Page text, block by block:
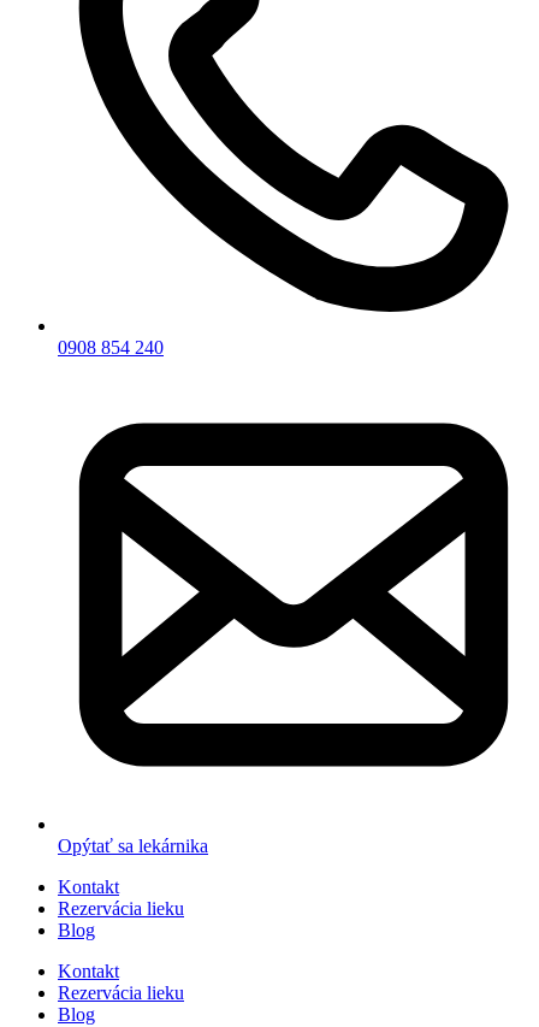
0908 854 240
Opýtať sa lekárnika
Kontakt
Rezervácia lieku
Blog
Kontakt
Rezervácia lieku
Blog